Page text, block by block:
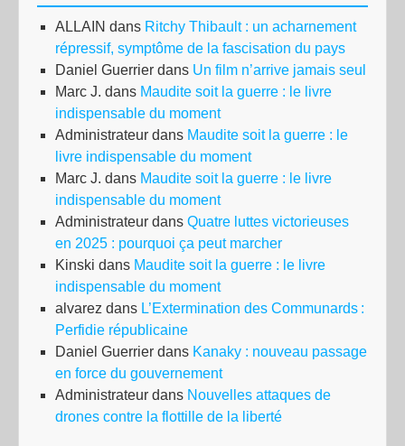
ALLAIN dans Ritchy Thibault : un acharnement
répressif, symptôme de la fascisation du pays
Daniel Guerrier dans Un film n’arrive jamais seul
Marc J. dans Maudite soit la guerre : le livre
indispensable du moment
Administrateur dans Maudite soit la guerre : le
livre indispensable du moment
Marc J. dans Maudite soit la guerre : le livre
indispensable du moment
Administrateur dans Quatre luttes victorieuses
en 2025 : pourquoi ça peut marcher
Kinski dans Maudite soit la guerre : le livre
indispensable du moment
alvarez dans L’Extermination des Communards :
Perfidie républicaine
Daniel Guerrier dans Kanaky : nouveau passage
en force du gouvernement
Administrateur dans Nouvelles attaques de
drones contre la flottille de la liberté